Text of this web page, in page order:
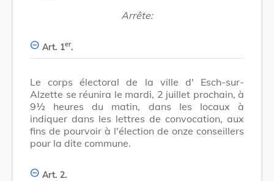
Arrête:
Art. 1er.
Le corps électoral de la ville d' Esch-sur-
Alzette se réunira le mardi, 2 juillet prochain, à
9½ heures du matin, dans les locaux à
indiquer dans les lettres de convocation, aux
fins de pourvoir à l'élection de onze conseillers
pour la dite commune.
Art. 2.